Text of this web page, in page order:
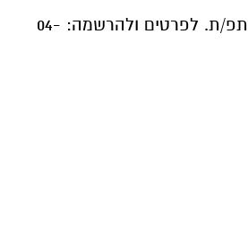
עלות: 50 ₪ למשתתפ/ת. לפרטים ולהרשמה: 04-